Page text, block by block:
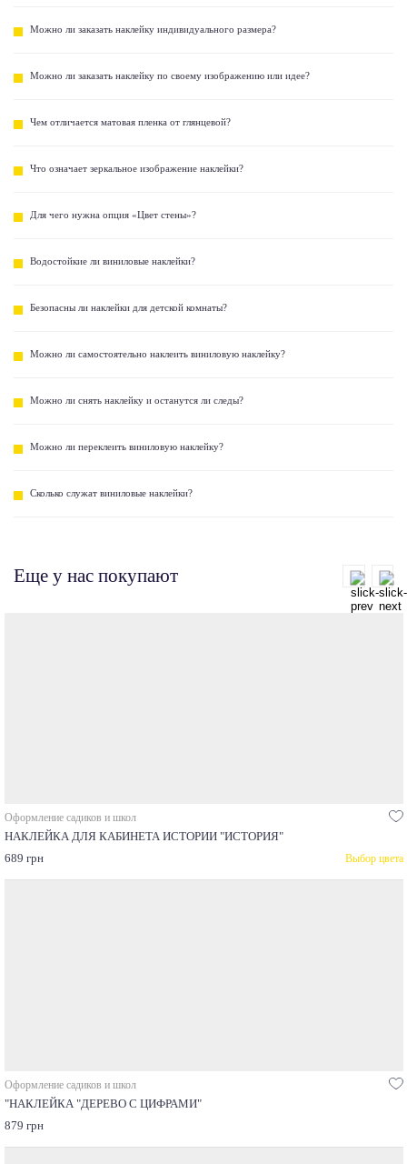
Можно ли заказать наклейку индивидуального размера?
Можно ли заказать наклейку по своему изображению или идее?
Чем отличается матовая пленка от глянцевой?
Что означает зеркальное изображение наклейки?
Для чего нужна опция «Цвет стены»?
Водостойкие ли виниловые наклейки?
Безопасны ли наклейки для детской комнаты?
Можно ли самостоятельно наклеить виниловую наклейку?
Можно ли снять наклейку и останутся ли следы?
Можно ли переклеить виниловую наклейку?
Сколько служат виниловые наклейки?
Еще у нас покупают
Оформление садиков и школ
НАКЛЕЙКА ДЛЯ КАБИНЕТА ИСТОРИИ "ИСТОРИЯ"
689 грн
Выбор цвета
Оформление садиков и школ
"НАКЛЕЙКА "ДЕРЕВО С ЦИФРАМИ"
879 грн